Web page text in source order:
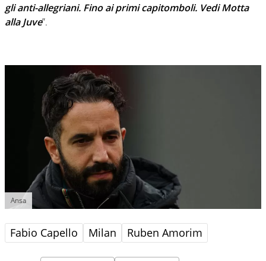
gli anti-allegriani. Fino ai primi capitomboli. Vedi Motta
alla Juve”.
Ansa
Fabio Capello Milan Ruben Amorim